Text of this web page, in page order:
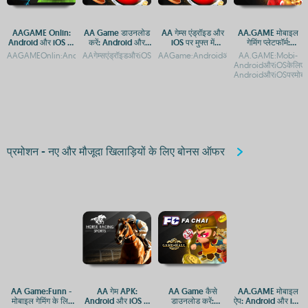
AAGAME Onlin:
Android और iOS पर
ऐप एक्सेस गाइड
AA Game डाउनलोड
करें: Android और
iOS के लिए मुफ्त गेमिंग
ऐप
AA गेम्स एंड्रॉइड और
iOS पर मुफ्त में
डाउनलोड करें
AA.GAME मोबाइल
गेमिंग प्लेटफॉर्म:
Android और iOS पर
एक्सेस गाइड
AA.GAME:Mobi-
प्रमोशन - नए और मौजूदा खिलाड़ियों के लिए बोनस ऑफर
AA Game:Funn -
मोबाइल गेमिंग के लिए
AA गेम APK:
Android और iOS के
AA Game कैसे
डाउनलोड करें:
AA.GAME मोबाइल
ऐप: Android और iOS